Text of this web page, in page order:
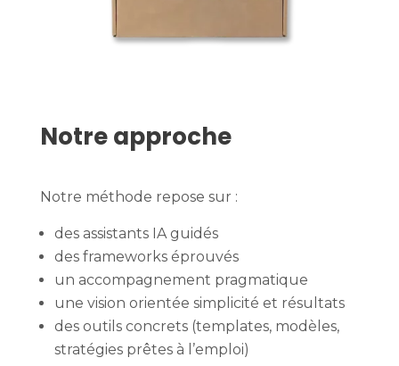
Notre approche
Notre méthode repose sur :
des assistants IA guidés
des frameworks éprouvés
un accompagnement pragmatique
une vision orientée simplicité et résultats
des outils concrets (templates, modèles,
stratégies prêtes à l’emploi)